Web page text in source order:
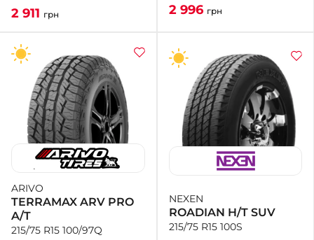
2 911 грн 2 996 грн
ARIVO
TERRAMAX ARV PRO
A/T
215/75 R15 100/97Q
NEXEN
ROADIAN H/T SUV
215/75 R15 100S